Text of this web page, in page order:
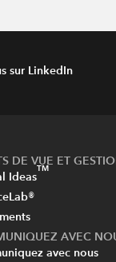
sur LinkedIn
DE VUE ET
Ideas
TM
AVEC
avec nous